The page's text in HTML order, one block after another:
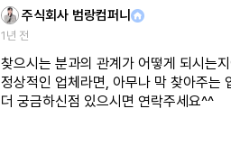
주식회사 범랑컴퍼니
1년 전
찾으시는 분과의 관계가 어떻게 되시는
정상적인 업체라면, 아무나 막 찾아주는
더 궁금하신점 있으시면 연락주세요^^